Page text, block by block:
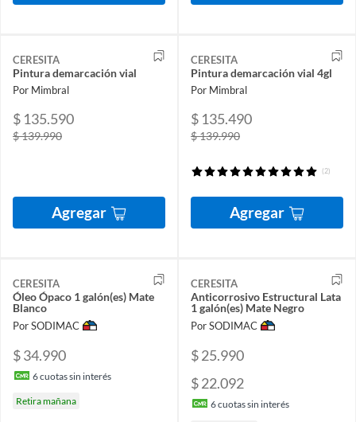
CERESITA
Pintura demarcación vial
Por Mimbral
$ 135.590
$ 139.990
Agregar
CERESITA
Pintura demarcación vial 4gl
Por Mimbral
$ 135.490
$ 139.990
(2)
Agregar
CERESITA
Óleo Ópaco 1 galón(es) Mate
Blanco
Por SODIMAC
$ 34.990
6cuotas sin interés
Retira mañana
CERESITA
Anticorrosivo Estructural Lata
1 galón(es) Mate Negro
Por SODIMAC
$ 25.990
$ 22.092
6cuotas sin interés